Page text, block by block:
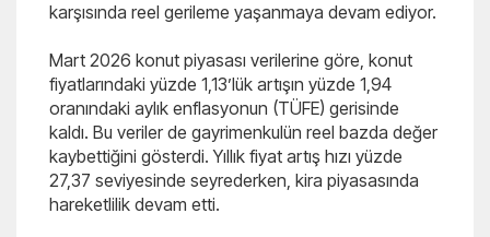
karşısında reel gerileme yaşanmaya devam ediyor.
Mart 2026 konut piyasası verilerine göre, konut
fiyatlarındaki yüzde 1,13’lük artışın yüzde 1,94
oranındaki aylık enflasyonun (TÜFE) gerisinde
kaldı. Bu veriler de gayrimenkulün reel bazda değer
kaybettiğini gösterdi. Yıllık fiyat artış hızı yüzde
27,37 seviyesinde seyrederken, kira piyasasında
hareketlilik devam etti.